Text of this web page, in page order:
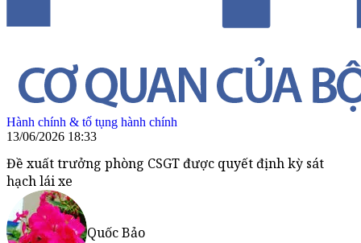
Hành chính & tố tụng hành chính
13/06/2026 18:33
Đề xuất trưởng phòng CSGT được quyết định kỳ sát
hạch lái xe
Quốc Bảo